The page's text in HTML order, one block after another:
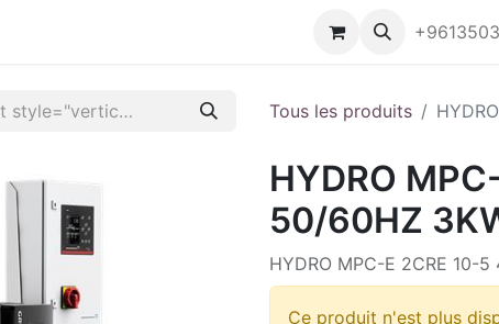
Tous les produits
HYDRO
50/60HZ
HYDRO MPC-E 2CRE 10-
Ce produit n'est plus